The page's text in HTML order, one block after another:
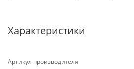
Характеристики
Артикул производителя